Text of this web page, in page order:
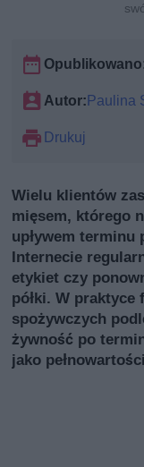
Autor: Paulina
Drukuj
Wielu klientów
mięsem, którego
upływem terminu
Internecie
etykiet czy
półki. W
spożywczych
żywność po
jako